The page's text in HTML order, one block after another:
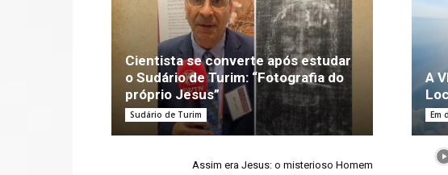
Cientista se converte após estudar
o Sudário de Turim: “Fotografia do
próprio Jesus”
Sudário de Turim
Assim era Jesus: o misterioso Homem
A
Em